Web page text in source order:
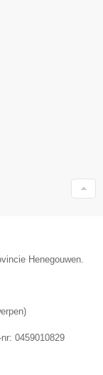
Henegouwen.
)
nr: 0459010829